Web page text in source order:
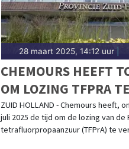
28 maart 2025, 14:12 uur|
CHEMOURS HEEFT
OM LOZING TFPRA
ZUID HOLLAND - Chemours heeft,
juli 2025 de tijd om de lozing van de
tetrafluorpropaanzuur (TFPrA) te